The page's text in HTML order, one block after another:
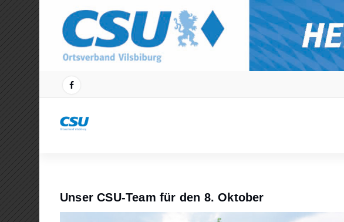
Inhalt
springen
Unser CSU-Team für den 8. Oktober